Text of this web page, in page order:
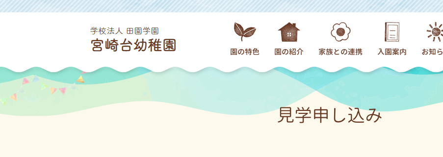
園の特色
園での過ごし方
プール
園の紹介
概要
未就園児
あずかり保育
家族との連携
父母の会
パパの会
サークル
入園案内
入園までの流れ
お知
新着
見学申し込み